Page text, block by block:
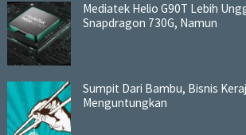
Mediatek Helio G90T Lebih
Snapdragon 730G, Namun
Sumpit Dari Bambu, Bisnis
Menguntungkan